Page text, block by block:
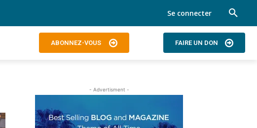
Se connecter
ABONNEZ-VOUS FAIRE UN DON
- Advertisment -